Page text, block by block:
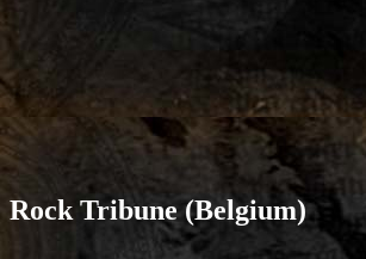
Rock Tribune(Belgium)